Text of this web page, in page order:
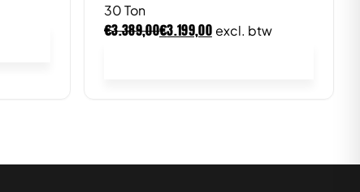
30 Ton
€3.389,00€3.199,00 excl. btw